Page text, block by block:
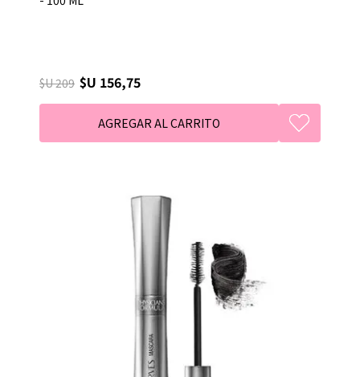
$U 209 $U 156,75